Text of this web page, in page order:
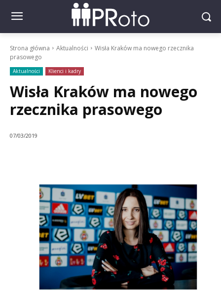
Strona główna Aktualności
Wisła Kraków ma nowego rzecznika
prasowego
Aktualności Klienci i kadry
Wisła Kraków ma nowego
rzecznika prasowego
07/03/2019